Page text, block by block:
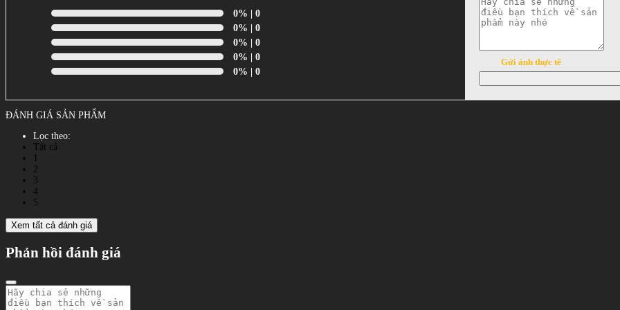
0% | 0
0% | 0
0% | 0
0% | 0
0% | 0
Gửi ảnh thực tế
ĐÁNH GIÁ SẢN PHẨM
Lọc theo:
Tất cả
2
3
4
5
Xem tất cả đánh giá
Phản hồi đánh giá